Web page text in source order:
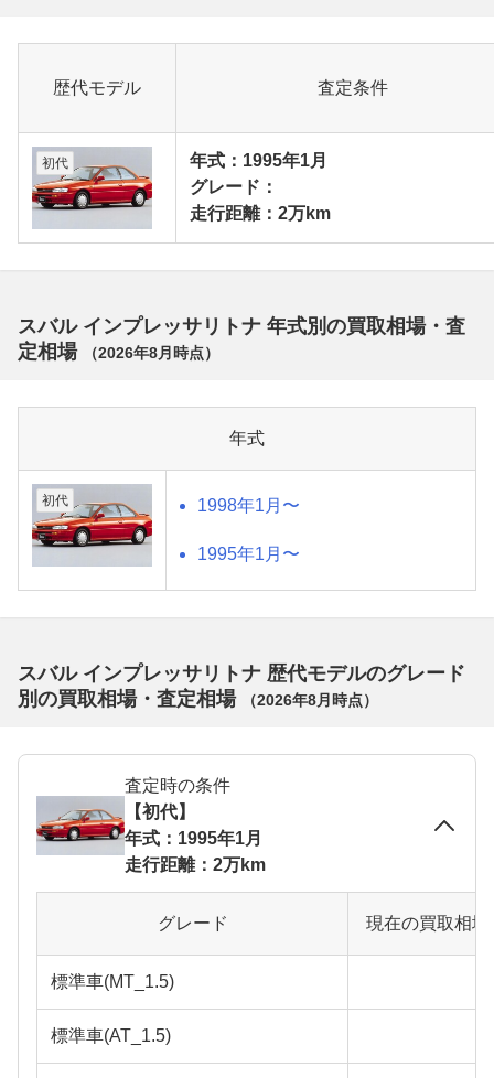
歴代モデル 査定条件
初代
年式：1995年1月
グレード：
走行距離：2万km
スバル インプレッサリトナ 年式別の買取相場・査
定相場
（2026年8月 時点）
年式
初代 1998年1月〜
1995年1月〜
スバル インプレッサリトナ 歴代モデルのグレード
別の買取相場・査定相場
（2026年8月 時点）
査定時の条件
【初代】
年式：1995年1月
走行距離：2万km
グレード 現在の買取相
標準車(MT_1.5)
標準車(AT_1.5)